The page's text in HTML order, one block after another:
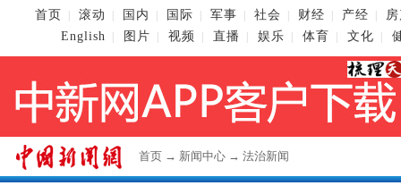
首页 滚动 国内 国际 军事 社会 财经 产经
English
图片 视频 直播 娱乐 体育 文化
首页 → 新闻中心 → 法治新闻